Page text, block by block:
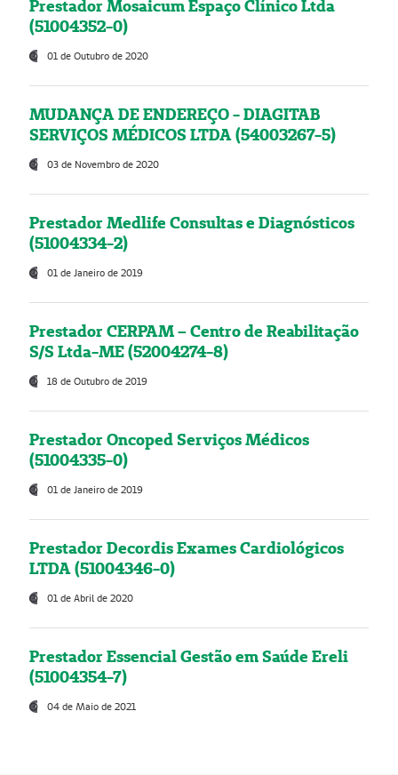
Prestador Mosaicum Espaço Clínico Ltda
(51004352-0)
01 de Outubro de 2020
MUDANÇA DE ENDEREÇO - DIAGITAB
SERVIÇOS MÉDICOS LTDA (54003267-5)
03 de Novembro de 2020
Prestador Medlife Consultas e Diagnósticos
(51004334-2)
01 de Janeiro de 2019
Prestador CERPAM – Centro de Reabilitação
S/S Ltda-ME (52004274-8)
18 de Outubro de 2019
Prestador Oncoped Serviços Médicos
(51004335-0)
01 de Janeiro de 2019
Prestador Decordis Exames Cardiológicos
LTDA (51004346-0)
01 de Abril de 2020
Prestador Essencial Gestão em Saúde Ereli
(51004354-7)
04 de Maio de 2021